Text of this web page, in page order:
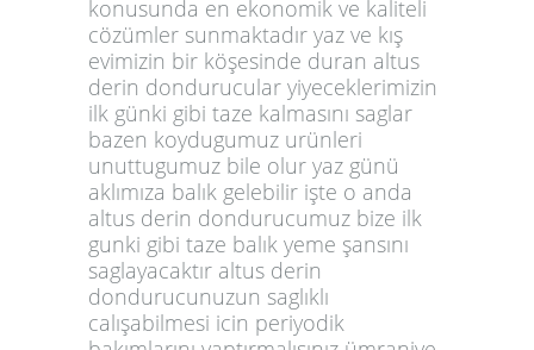
konusunda en ekonomik ve kaliteli
cözümler sunmaktadır yaz ve kış
evimizin bir köşesinde duran altus
derin dondurucular yiyeceklerimizin
ilk günki gibi taze kalmasını saglar
bazen koydugumuz urünleri
unuttugumuz bile olur yaz günü
aklımıza balık gelebilir işte o anda
altus derin dondurucumuz bize ilk
gunki gibi taze balık yeme şansını
saglayacaktır altus derin
dondurucunuzun saglıklı
calışabilmesi icin periyodik